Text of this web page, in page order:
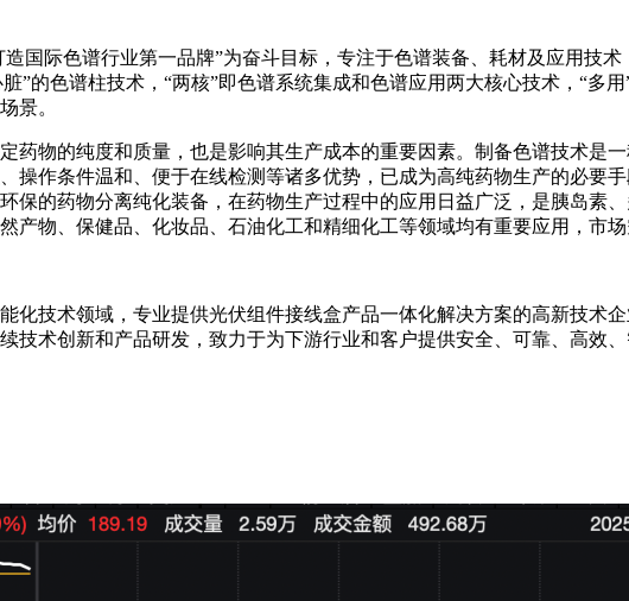
国际色谱行业第一品牌”为奋斗目标，专注于色谱装备、耗材及应用技
”的色谱柱技术，“两核”即色谱系统集成和色谱应用两大核心技术，“多
景。
药物的纯度和质量，也是影响其生产成本的重要因素。制备色谱技术是
操作条件温和、便于在线检测等诸多优势，已成为高纯药物生产的必要
保的药物分离纯化装备，在药物生产过程中的应用日益广泛，是胰岛素
物、保健品、化妆品、石油化工和精细化工等领域均有重要应用，市场
技术领域，专业提供光伏组件接线盒产品一体化解决方案的高新技术
技术创新和产品研发，致力于为下游行业和客户提供安全、可靠、高效